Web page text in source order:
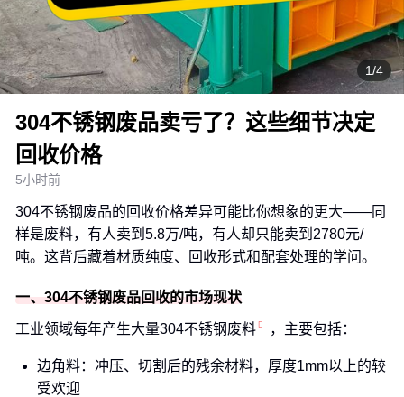
1/4
304不锈钢废品卖亏了？这些细节决定
回收价格
5小时前
304不锈钢废品的回收价格差异可能比你想象的更大——同
样是废料，有人卖到5.8万/吨，有人却只能卖到2780元/
吨。这背后藏着材质纯度、回收形式和配套处理的学问。
一、304不锈钢废品回收的市场现状
工业领域每年产生大量304不锈钢废料 ，主要包括：
边角料：冲压、切割后的残余材料，厚度1mm以上的较
受欢迎